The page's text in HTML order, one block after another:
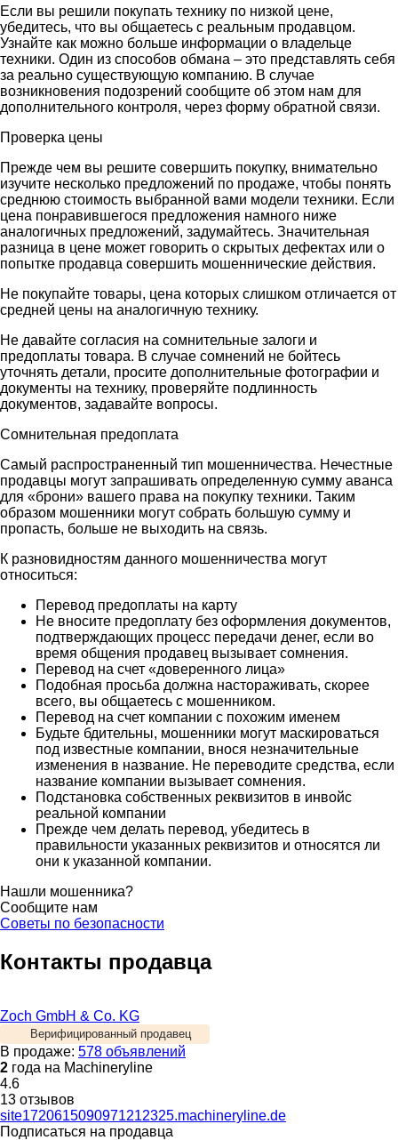
Если вы решили покупать технику по низкой цене,
убедитесь, что вы общаетесь с реальным продавцом.
Узнайте как можно больше информации о владельце
техники. Один из способов обмана – это представлять себя
за реально существующую компанию. В случае
возникновения подозрений сообщите об этом нам для
дополнительного контроля, через форму обратной связи.
Проверка цены
Прежде чем вы решите совершить покупку, внимательно
изучите несколько предложений по продаже, чтобы понять
среднюю стоимость выбранной вами модели техники. Если
цена понравившегося предложения намного ниже
аналогичных предложений, задумайтесь. Значительная
разница в цене может говорить о скрытых дефектах или о
попытке продавца совершить мошеннические действия.
Не покупайте товары, цена которых слишком отличается от
средней цены на аналогичную технику.
Не давайте согласия на сомнительные залоги и
предоплаты товара. В случае сомнений не бойтесь
уточнять детали, просите дополнительные фотографии и
документы на технику, проверяйте подлинность
документов, задавайте вопросы.
Сомнительная предоплата
Самый распространенный тип мошенничества. Нечестные
продавцы могут запрашивать определенную сумму аванса
для «брони» вашего права на покупку техники. Таким
образом мошенники могут собрать большую сумму и
пропасть, больше не выходить на связь.
К разновидностям данного мошенничества могут
относиться:
Перевод предоплаты на карту
Не вносите предоплату без оформления документов,
подтверждающих процесс передачи денег, если во
время общения продавец вызывает сомнения.
Перевод на счет «доверенного лица»
Подобная просьба должна настораживать, скорее
всего, вы общаетесь с мошенником.
Перевод на счет компании с похожим именем
Будьте бдительны, мошенники могут маскироваться
под известные компании, внося незначительные
изменения в название. Не переводите средства, если
название компании вызывает сомнения.
Подстановка собственных реквизитов в инвойс
реальной компании
Прежде чем делать перевод, убедитесь в
правильности указанных реквизитов и относятся ли
они к указанной компании.
Нашли мошенника?
Сообщите нам
Советы по безопасности
Контакты продавца
Zoch GmbH & Co. KG
Верифицированный продавец
В продаже: 578 объявлений
2 года на Machineryline
4.6
13 отзывов
site1720615090971212325.machineryline.de
Подписаться на продавца